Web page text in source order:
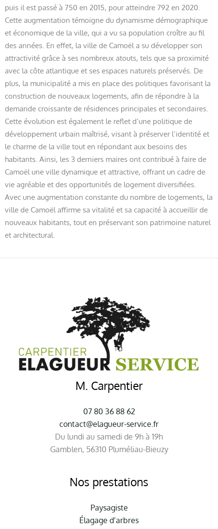
puis il est passé à 750 en 2015, pour atteindre 792 en 2020.
Cette augmentation témoigne du dynamisme démographique
et économique de la ville, qui a vu sa population croître au fil
des années. En effet, la ville de Camoël a su développer son
attractivité grâce à ses nombreux atouts, tels que sa proximité
avec la côte atlantique et ses espaces naturels préservés. De
plus, la municipalité a mis en place des politiques favorisant la
construction de nouveaux logements, afin de répondre à la
demande croissante de résidences principales et secondaires.
Cette évolution est également le reflet d’une politique de
développement urbain maîtrisé, visant à préserver l’identité et
le charme de la ville tout en répondant aux besoins des
habitants. Ainsi, les 3 derniers maires ont contribué à faire de
Camoël une ville dynamique et attractive, offrant un cadre de
vie agréable et des opportunités de logement diversifiées.
Avec une augmentation constante du nombre de logements, la
ville de Camoël affirme sa vitalité et sa capacité à accueillir de
nouveaux habitants, tout en préservant son patrimoine naturel
et architectural.
M. Carpentier
07 80 36 88 62
contact@elagueur-service.fr
Du lundi au samedi de 9h à 19h
Gamblen, 56310 Pluméliau-Bieuzy
Nos prestations
Paysagiste
Élagage d’arbres